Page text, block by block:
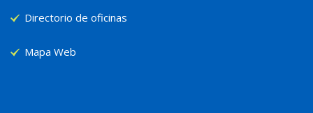
Directorio de oficinas
Mapa Web